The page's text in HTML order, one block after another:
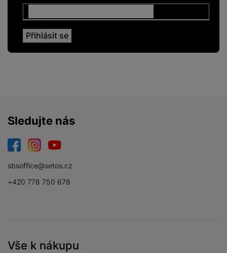
Sledujte nás
sbsoffice@setos.cz
+420 778 750 678
Vše k nákupu